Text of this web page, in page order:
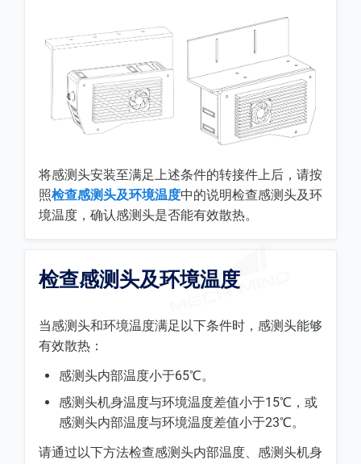
将感测头安装至满足上述条件的转接件上后，请按
照检查感测头及环境温度中的说明检查感测头及环
境温度，确认感测头是否能有效散热。
检查感测头及环境温度
当感测头和环境温度满足以下条件时，感测头能够
有效散热：
感测头内部温度小于65℃。
感测头机身温度与环境温度差值小于15℃，或
感测头内部温度与环境温度差值小于23℃。
请通过以下方法检查感测头内部温度、感测头机身